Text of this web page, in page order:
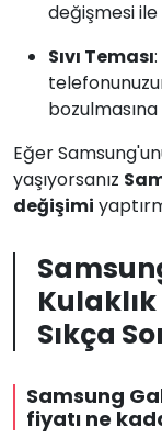
değişmesi
Sıvı Teması
Eğer
yaşıyorsanız
değişimi
Sıkça
Samsung
fiyatı ne